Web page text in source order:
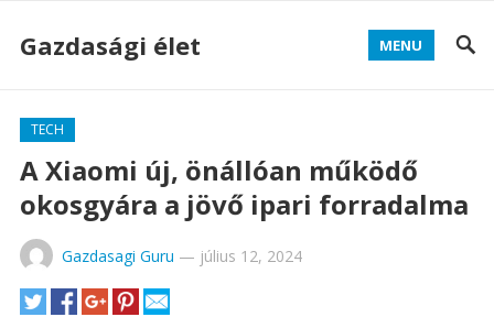
Gazdasági élet MENU
TECH
A Xiaomi új, önállóan működő
okosgyára a jövő ipari forradalma
Gazdasagi Guru — július 12, 2024